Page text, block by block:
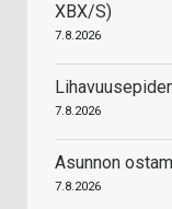
XBX/S)
7.8.2026
7.8.2026
Asunnon
7.8.2026